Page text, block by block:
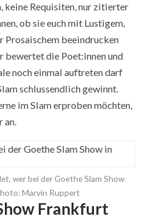
Requisiten, nur zitierter
ob sie euch mit Lustigem,
Prosaischem beeindrucken
bewertet die Poet:innen und
noch einmal auftreten darf
schlussendlich gewinnt.
im Slam erproben möchten,
an.
wer bei der Goethe Slam Show
Marvin Ruppert
Frankfurt